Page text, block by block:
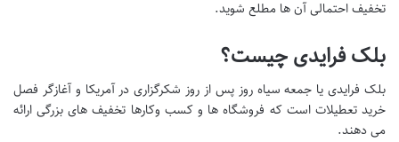
تخفیف احتمالی آن ها مطلع شوید.
بلک فرایدی چیست؟
بلک فرایدی یا جمعه سیاه روز پس از روز شکرگزاری در آمریکا و آغازگر فصل
خرید تعطیلات است که فروشگاه ها و کسب وکارها تخفیف های بزرگی ارائه
می دهند.